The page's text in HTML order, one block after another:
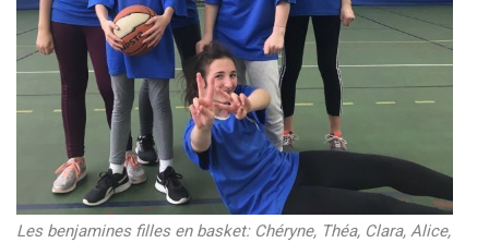
Les benjamines filles en basket: Chéryne, Théa, Clara, Alice,